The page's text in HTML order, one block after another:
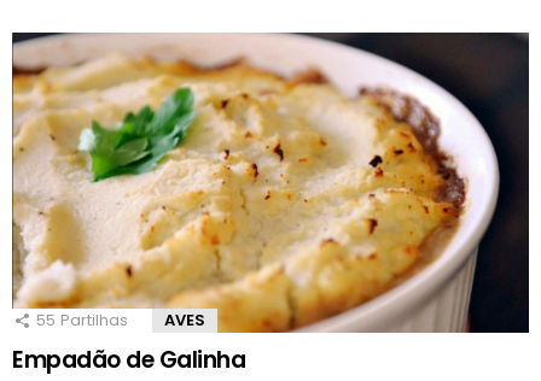
55 Partilhas AVES
Empadão de Galinha